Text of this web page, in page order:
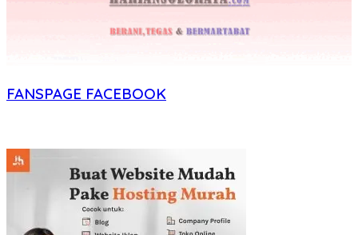
FANSPAGE FACEBOOK